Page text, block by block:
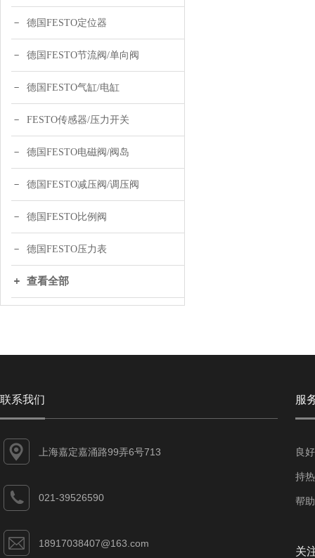
德国FESTO定位器
德国FESTO节流阀/单向阀
德国FESTO气缸/电缸
FESTO传感器/压力开关
德国FESTO电磁阀/阀岛
德国FESTO减压阀/调压阀
德国FESTO比例阀
德国FESTO压力表
查看全部
联系我们
上海嘉定嘉涌路99弄6号713
021-39526590
18917038407@163.com
服
良
持
帮
关